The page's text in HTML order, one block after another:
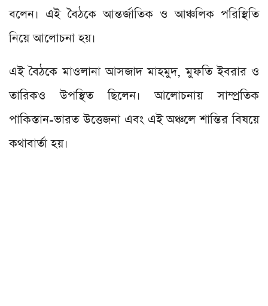
বলেন। এই বৈঠকে আন্তর্জাতিক ও আঞ্চলিক পরিস্থিতি
নিয়ে আলোচনা হয়।
এই বৈঠকে মাওলানা আসজাদ মাহমুদ, মুফতি ইবরার ও
তারিকও উপস্থিত ছিলেন। আলোচনায় সাম্প্রতিক
পাকিস্তান-ভারত উত্তেজনা এবং এই অঞ্চলে শান্তির বিষয়ে
কথাবার্তা হয়।